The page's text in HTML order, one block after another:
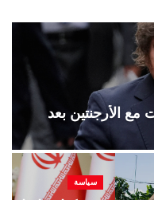
الأرجنتين بعد
سياسة